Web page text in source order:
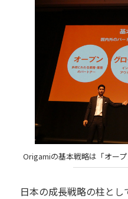
Origamiの基本戦略は「オー
日本の成長戦略の柱とし